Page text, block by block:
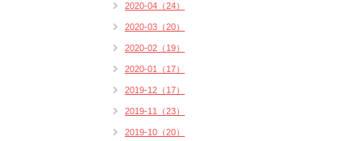
2020-04（24）
2020-03（20）
2020-02（19）
2020-01（17）
2019-12（17）
2019-11（23）
2019-10（20）